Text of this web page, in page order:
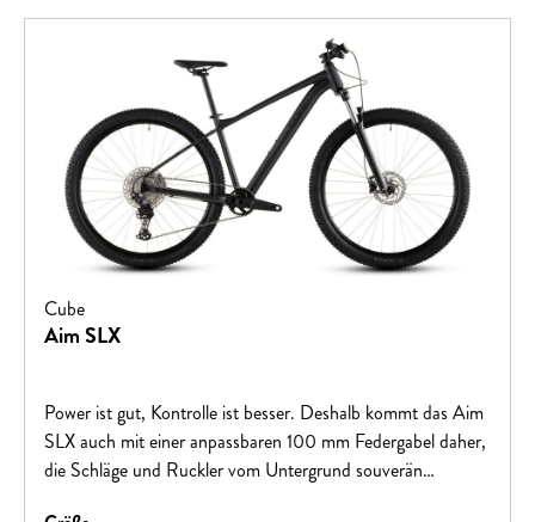
Cube
Aim SLX
Power ist gut, Kontrolle ist besser. Deshalb kommt das Aim
SLX auch mit einer anpassbaren 100 mm Federgabel daher,
die Schläge und Ruckler vom Untergrund souverän